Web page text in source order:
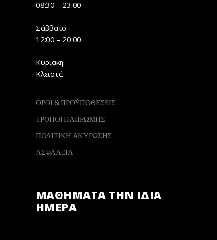
08:30 – 23:00
Σάββατο:
12:00 – 20:00
Κυριακή:
Κλειστά
ΟΡΟΙ & ΠΡΟΫΠΟΘΕΣΕΙΣ
ΤΡΟΠΟΙ ΠΛΗΡΩΜΗΣ
ΠΟΛΙΤΙΚΗ ΑΚΥΡΩΣΗΣ
ΑΣΦΑΛΕΙΑ
ΜΑΘΗΜΑΤΑ ΤΗΝ ΙΔΙΑ
ΗΜΕΡΑ